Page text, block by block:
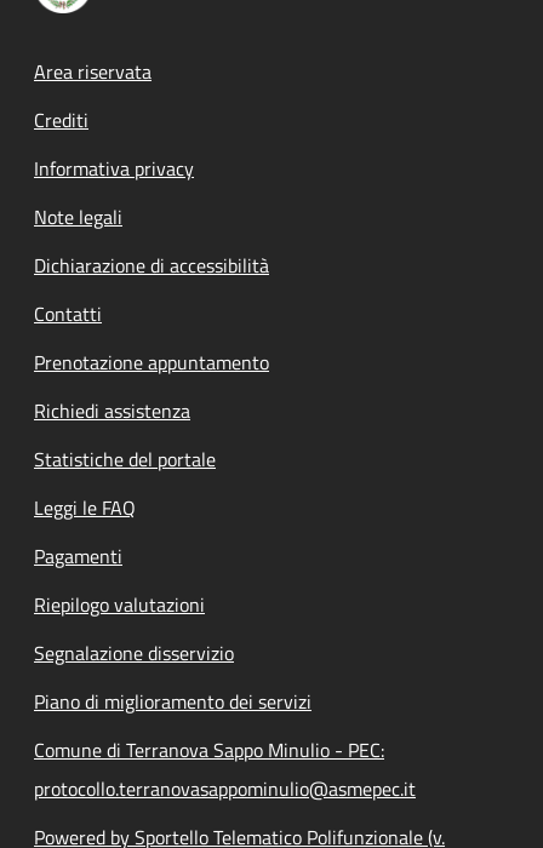
Footer menu
Area riservata
Crediti
Informativa privacy
Note legali
Dichiarazione di accessibilità
Contatti
Prenotazione appuntamento
Richiedi assistenza
Statistiche del portale
Leggi le FAQ
Pagamenti
Riepilogo valutazioni
Segnalazione disservizio
Piano di miglioramento dei servizi
Comune di Terranova Sappo Minulio - PEC:
protocollo.terranovasappominulio@asmepec.it
Powered by Sportello Telematico Polifunzionale (v.